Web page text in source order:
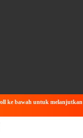
ke bawah untuk melanjutkan